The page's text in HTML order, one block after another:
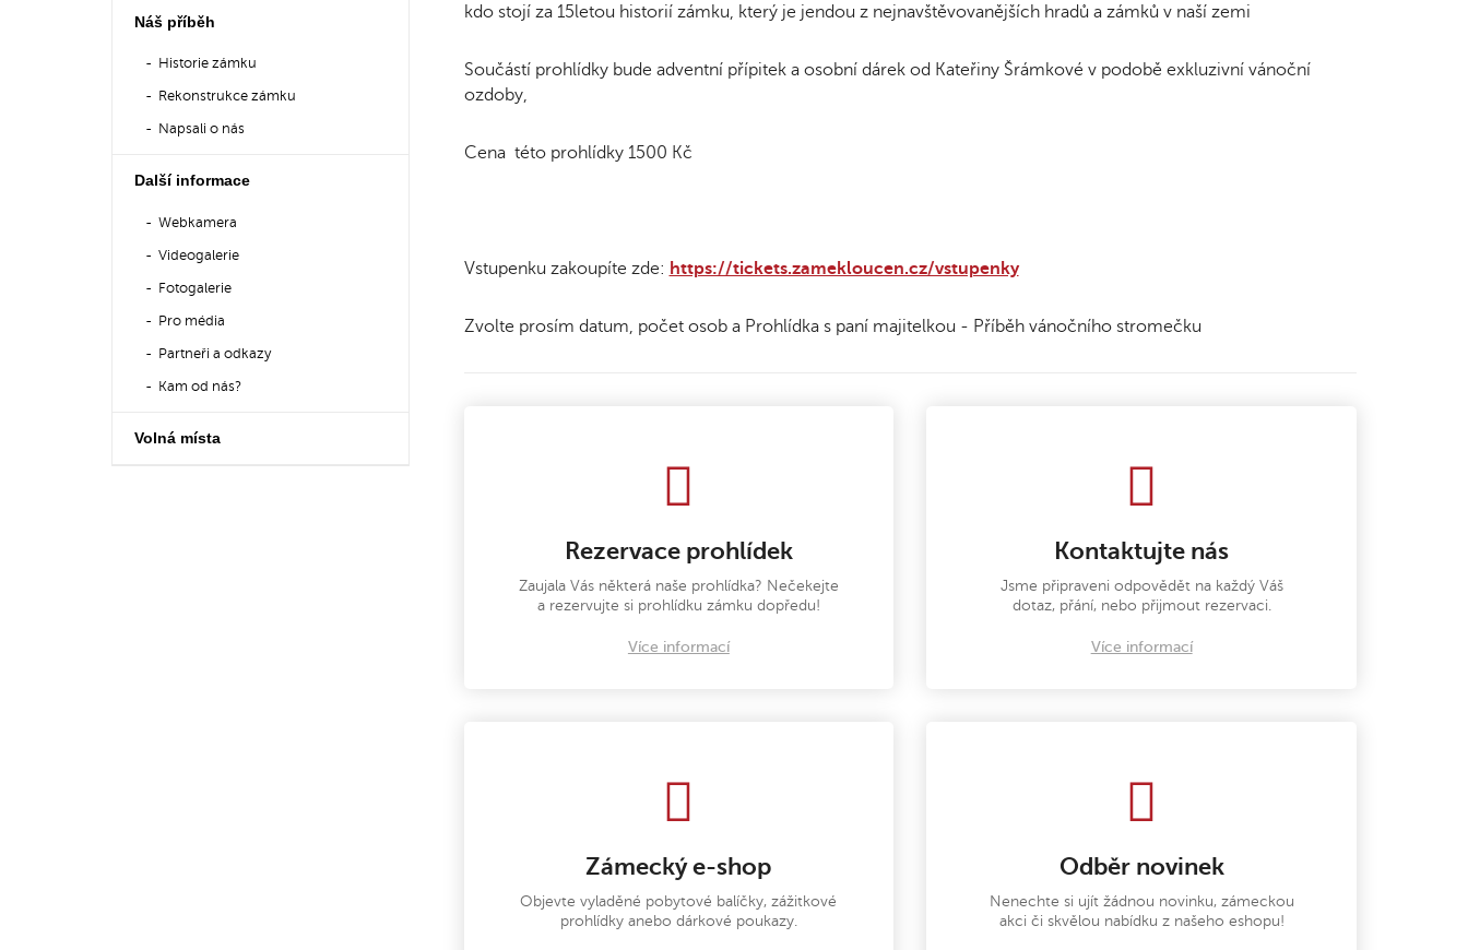
kdo stojí za 15letou historií zámku, který je jendou z nejnavštěvovanějších hradů a zámků v naší zemi
Součástí prohlídky bude adventní přípitek a osobní dárek od Kateřiny Šrámkové v podobě exkluzivní vánoční
ozdoby,
Cena této prohlídky 1500 Kč
Vstupenku zakoupíte zde: https://tickets.zamekloucen.cz/vstupenky
Zvolte prosím datum, počet osob a Prohlídka s paní majitelkou - Příběh vánočního stromečku
Rezervace prohlídek
Zaujala Vás některá naše prohlídka? Nečekejte
a rezervujte si prohlídku zámku dopředu!
Více informací
Kontaktujte nás
Jsme připraveni odpovědět na každý Váš
dotaz, přání, nebo přijmout rezervaci.
Více informací
Zámecký e-shop
Objevte vyladěné pobytové balíčky, zážitkové
prohlídky anebo dárkové poukazy.
Odběr novinek
Nenechte si ujít žádnou novinku, zámeckou
akci či skvělou nabídku z našeho eshopu!
Náš příběh
Historie zámku
Rekonstrukce zámku
Napsali o nás
Další informace
Webkamera
Videogalerie
Fotogalerie
Pro média
Partneři a odkazy
Kam od nás?
Volná místa